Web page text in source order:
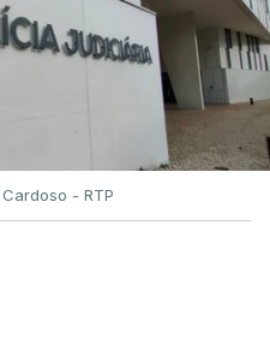
- RTP